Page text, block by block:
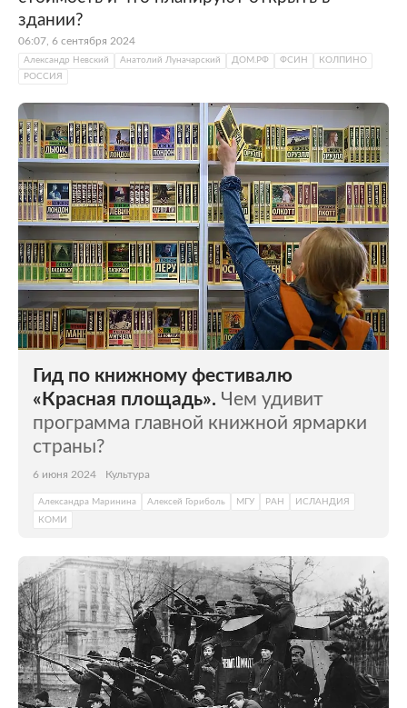
здании?
06:07, 6 сентября 2024
Александр Невский Анатолий Луначарский ДОМ.РФ ФСИН
КОЛПИНО
РОССИЯ
Гид по книжному фестивалю
«Красная площадь». Чем удивит
программа главной книжной ярмарки
страны?
6 июня 2024 Культура
Александра Маринина Алексей Гориболь МГУ РАН
ИСЛАНДИЯ
КОМИ